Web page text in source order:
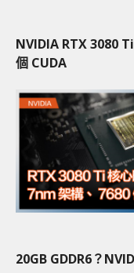
NVIDIA RTX 3080
個 CUDA
20GB GDDR6？